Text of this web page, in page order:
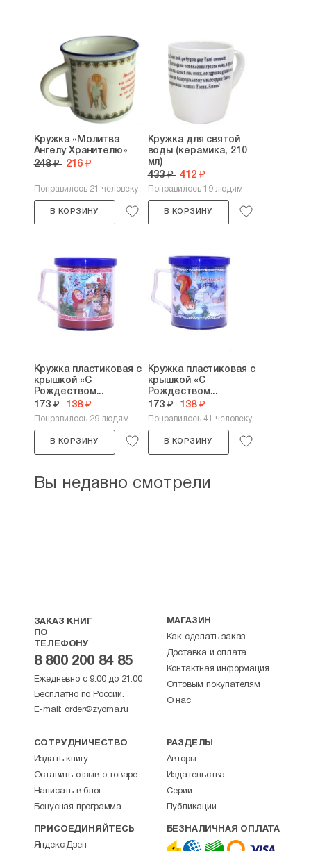
Кружка «Молитва
Ангелу Хранителю»
248 ₽ 216 ₽
Понравилось 21 человеку
В КОРЗИНУ
Кружка для святой
воды (керамика, 210
мл)
433 ₽ 412 ₽
Понравилось 19 людям
В КОРЗИНУ
Кружка пластиковая с
крышкой «С
Рождеством...
173 ₽ 138 ₽
Понравилось 29 людям
В КОРЗИНУ
Кружка пластиковая с
крышкой «С
Рождеством...
173 ₽ 138 ₽
Понравилось 41 человеку
В КОРЗИНУ
Вы недавно смотрели
ЗАКАЗ КНИГ
ПО
ТЕЛЕФОНУ
8 800 200 84 85
Ежедневно с 9:00 до 21:00
Бесплатно по России.
E-mail: order@zyorna.ru
МАГАЗИН
Как сделать заказ
Доставка и оплата
Контактная информация
Оптовым покупателям
О нас
СОТРУДНИЧЕСТВО
Издать книгу
Оставить отзыв о товаре
Написать в блог
Бонусная программа
РАЗДЕЛЫ
Авторы
Издательства
Серии
Публикации
ПРИСОЕДИНЯЙТЕСЬ
Яндекс.Дзен
БЕЗНАЛИЧНАЯ ОПЛАТА